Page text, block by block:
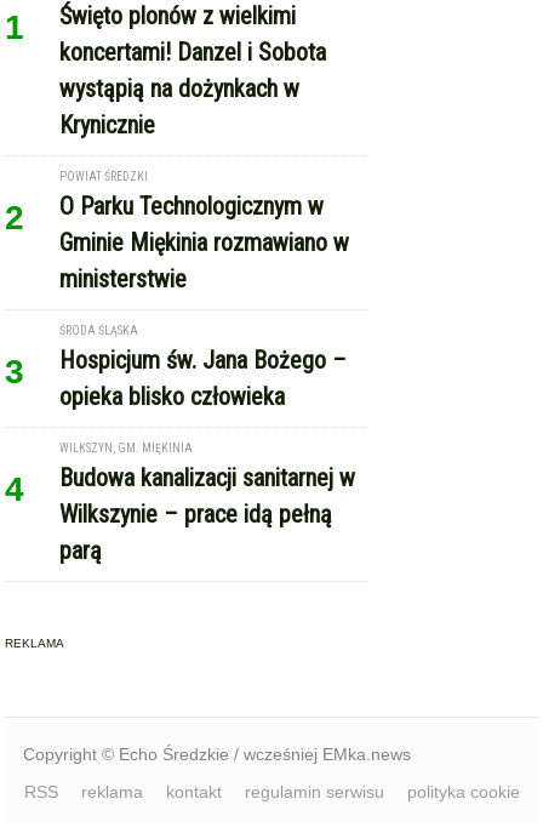
1
Święto plonów z wielkimi
koncertami! Danzel i Sobota
wystąpią na dożynkach w
Krynicznie
2
POWIAT ŚREDZKI
O Parku Technologicznym w
Gminie Miękinia rozmawiano w
ministerstwie
3
ŚRODA ŚLĄSKA
Hospicjum św. Jana Bożego –
opieka blisko człowieka
4
WILKSZYN, GM. MIĘKINIA
Budowa kanalizacji sanitarnej w
Wilkszynie – prace idą pełną
parą
REKLAMA
Copyright © Echo Średzkie / wcześniej EMka.news
RSS
reklama kontakt regulamin serwisu polityka cookie